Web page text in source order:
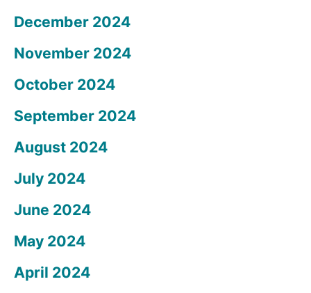
December 2024
November 2024
October 2024
September 2024
August 2024
July 2024
June 2024
May 2024
April 2024